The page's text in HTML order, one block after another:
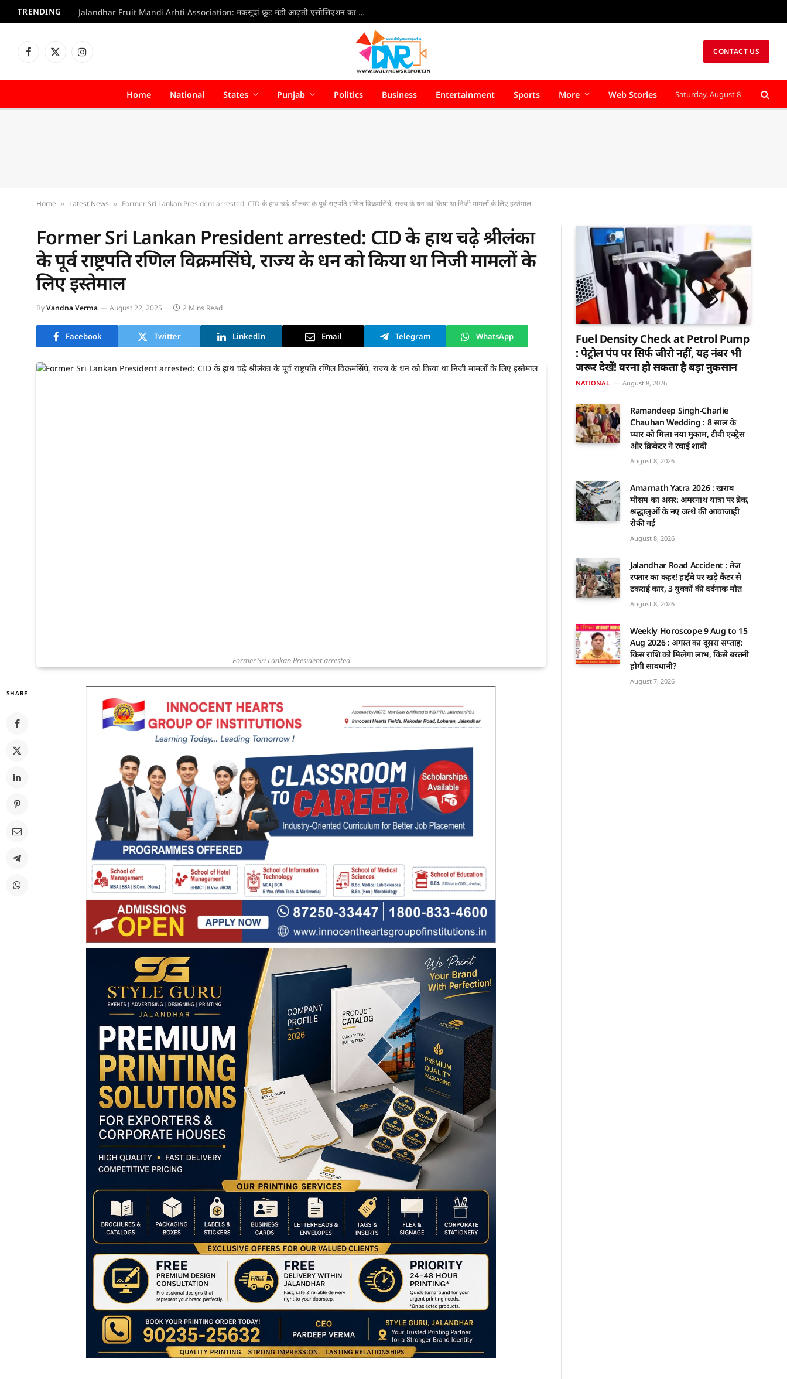
TRENDING Jalandhar Fruit Mandi Arhti Association: मकसूदां फ्रूट मंडी आढ़ती एसोसिएशन का कार्यकारिणी विस्तार, प्रधान वैभव सचदेवा ने दी व्यापारियों को अलग-अलग महत्वपूर्ण जिम्मेदारियां
Facebook
X
Instagram CONTACT US
Home National States Punjab Politics Business Entertainment Sports More Web Stories Saturday, August 8
Home » Latest News » Former Sri Lankan President arrested: CID के हाथ चढ़े श्रीलंका के पूर्व राष्ट्रपति रणिल विक्रमसिंघे, राज्य के धन को किया था निजी मामलों के लिए इस्तेमाल
Former Sri Lankan President arrested: CID के हाथ चढ़े श्रीलंका
के पूर्व राष्ट्रपति रणिल विक्रमसिंघे, राज्य के धन को किया था निजी मामलों के
लिए इस्तेमाल
ByVandna Verma August 22, 2025 2 Mins Read
Facebook Twitter LinkedIn Email Telegram WhatsApp
Former Sri Lankan President arrested
SHARE
Fuel Density Check at Petrol Pump
: पेट्रोल पंप पर सिर्फ जीरो नहीं, यह नंबर भी
जरूर देखें! वरना हो सकता है बड़ा नुकसान
NATIONAL August 8, 2026
Ramandeep Singh-Charlie
Chauhan Wedding : 8 साल के
प्यार को मिला नया मुकाम, टीवी एक्ट्रेस
और क्रिकेटर ने रचाई शादी
August 8, 2026
Amarnath Yatra 2026 : खराब
मौसम का असर: अमरनाथ यात्रा पर ब्रेक,
श्रद्धालुओं के नए जत्थे की आवाजाही
रोकी गई
August 8, 2026
Jalandhar Road Accident : तेज
रफ्तार का कहर! हाईवे पर खड़े कैंटर से
टकराई कार, 3 युवकों की दर्दनाक मौत
August 8, 2026
Weekly Horoscope 9 Aug to 15
Aug 2026 : अगस्त का दूसरा सप्ताह:
किस राशि को मिलेगा लाभ, किसे बरतनी
होगी सावधानी?
August 7, 2026